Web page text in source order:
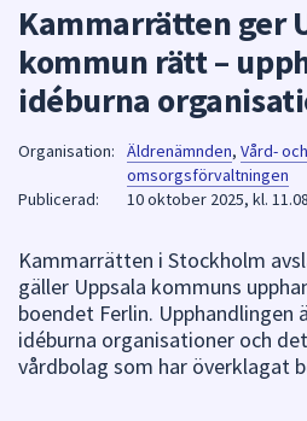
Kammarrätten ger
kommun rätt –
idéburna
Organisation: Äldrenämnden, Vård- och
omsorgsförvaltningen
Publicerad:
10 oktober 2025, kl. 11.08
Kammarrätten i Stockholm
gäller Uppsala kommuns
boendet Ferlin. Upphandlingen
idéburna organisationer och
vårdbolag som har överklagat